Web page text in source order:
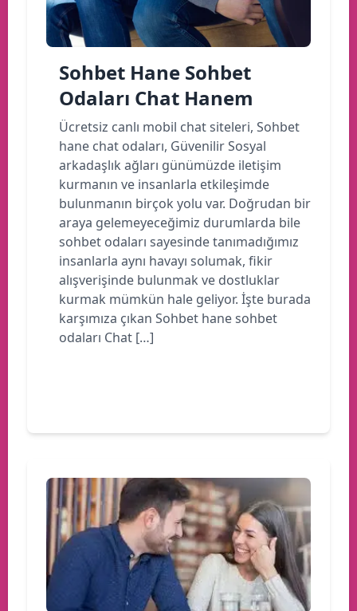
Sohbet Hane Sohbet
Odaları Chat Hanem
Ücretsiz canlı mobil chat siteleri, Sohbet
hane chat odaları, Güvenilir Sosyal
arkadaşlık ağları günümüzde iletişim
kurmanın ve insanlarla etkileşimde
bulunmanın birçok yolu var. Doğrudan bir
araya gelemeyeceğimiz durumlarda bile
sohbet odaları sayesinde tanımadığımız
insanlarla aynı havayı solumak, fikir
alışverişinde bulunmak ve dostluklar
kurmak mümkün hale geliyor. İşte burada
karşımıza çıkan Sohbet hane sohbet
odaları Chat […]